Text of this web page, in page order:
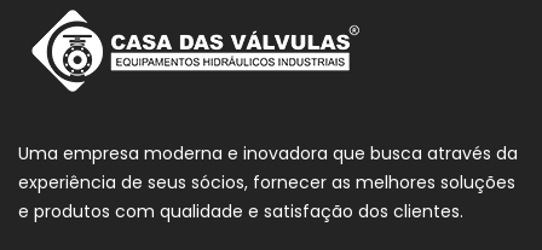
Uma empresa moderna e inovadora que busca através da
experiência de seus sócios, fornecer as melhores soluções
e produtos com qualidade e satisfação dos clientes.